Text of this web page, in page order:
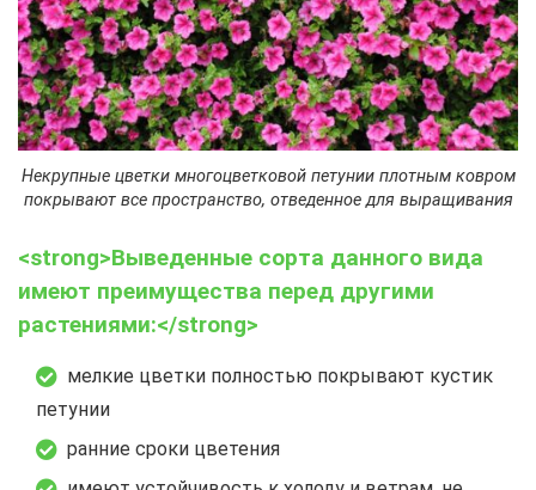
Некрупные цветки многоцветковой петунии плотным ковром
покрывают все пространство, отведенное для выращивания
<strong>Выведенные сорта данного вида
имеют преимущества перед другими
растениями:</strong>
мелкие цветки полностью покрывают кустик
петунии
ранние сроки цветения